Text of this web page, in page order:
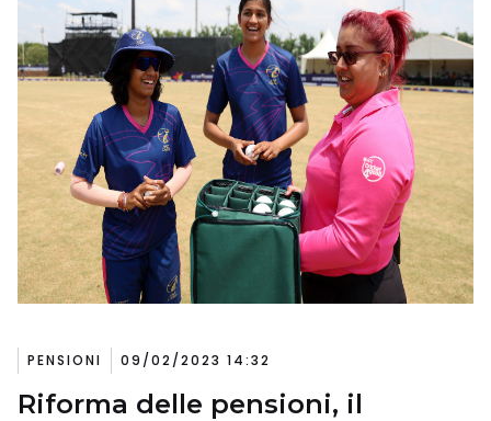
PENSIONI 09/02/2023 14:32
Riforma delle pensioni, il